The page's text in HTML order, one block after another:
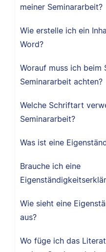
meiner Seminararbeit?
Wie erstelle ich ein
Word?
Worauf muss ich beim
Seminararbeit achten?
Welche Schriftart
Seminararbeit?
Was ist eine
Brauche ich eine
Wie sieht eine
aus?
Wo füge ich das